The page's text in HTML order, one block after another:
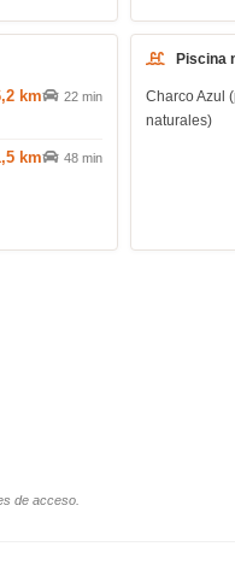
km 22 min
km 48 min
Piscina
Charco Azul
naturales)
de acceso.